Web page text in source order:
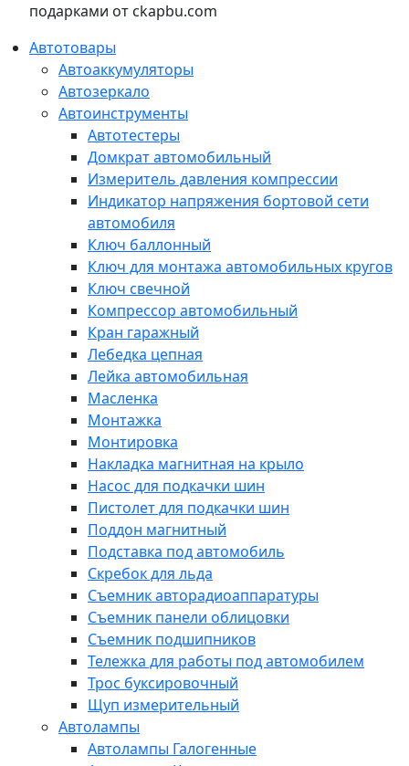
подарками от ckapbu.com
Автотовары
Автоаккумуляторы
Автозеркало
Автоинструменты
Автотестеры
Домкрат автомобильный
Измеритель давления компрессии
Индикатор напряжения бортовой сети
автомобиля
Ключ баллонный
Ключ для монтажа автомобильных кругов
Ключ свечной
Компрессор автомобильный
Кран гаражный
Лебедка цепная
Лейка автомобильная
Масленка
Монтажка
Монтировка
Накладка магнитная на крыло
Насос для подкачки шин
Пистолет для подкачки шин
Поддон магнитный
Подставка под автомобиль
Скребок для льда
Съемник авторадиоаппаратуры
Съемник панели облицовки
Съемник подшипников
Тележка для работы под автомобилем
Трос буксировочный
Щуп измерительный
Автолампы
Автолампы Галогенные